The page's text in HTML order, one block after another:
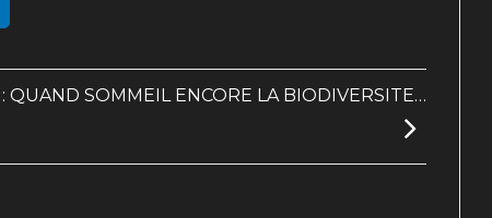
QUAND SOMMEIL ENCORE LA BIODIVERSITE…